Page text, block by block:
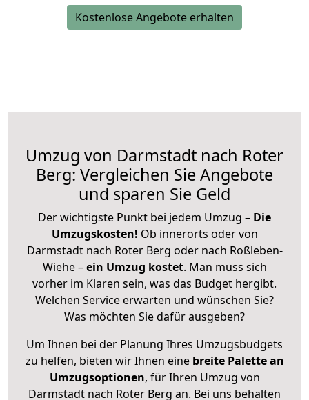
Kostenlose Angebote erhalten
Umzug von Darmstadt nach Roter
Berg: Vergleichen Sie Angebote
und sparen Sie Geld
Der wichtigste Punkt bei jedem Umzug – Die
Umzugskosten! Ob innerorts oder von
Darmstadt nach Roter Berg oder nach Roßleben-
Wiehe –ein Umzug kostet. Man muss sich
vorher im Klaren sein, was das Budget hergibt.
Welchen Service erwarten und wünschen Sie?
Was möchten Sie dafür ausgeben?
Um Ihnen bei der Planung Ihres Umzugsbudgets
zu helfen, bieten wir Ihnen eine breite Palette an
Umzugsoptionen, für Ihren Umzug von
Darmstadt nach Roter Berg an. Bei uns behalten